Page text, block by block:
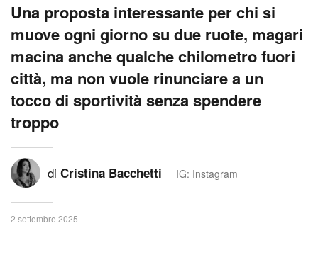
Una proposta interessante per chi si
muove ogni giorno su due ruote, magari
macina anche qualche chilometro fuori
città, ma non vuole rinunciare a un
tocco di sportività senza spendere
troppo
di Cristina Bacchetti IG: Instagram
2 settembre 2025